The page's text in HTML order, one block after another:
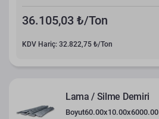
36.105,03 ₺/Ton
KDV Hariç: 32.822,75 ₺/Ton
Lama / Silme Demiri
Boyut60.00x10.00x6000.00